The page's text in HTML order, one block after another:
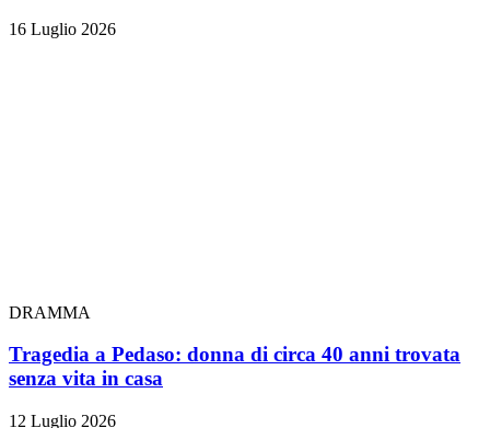
16 Luglio 2026
DRAMMA
Tragedia a Pedaso: donna di circa 40 anni trovata
senza vita in casa
12 Luglio 2026